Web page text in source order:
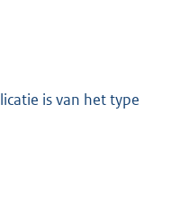
is van het type